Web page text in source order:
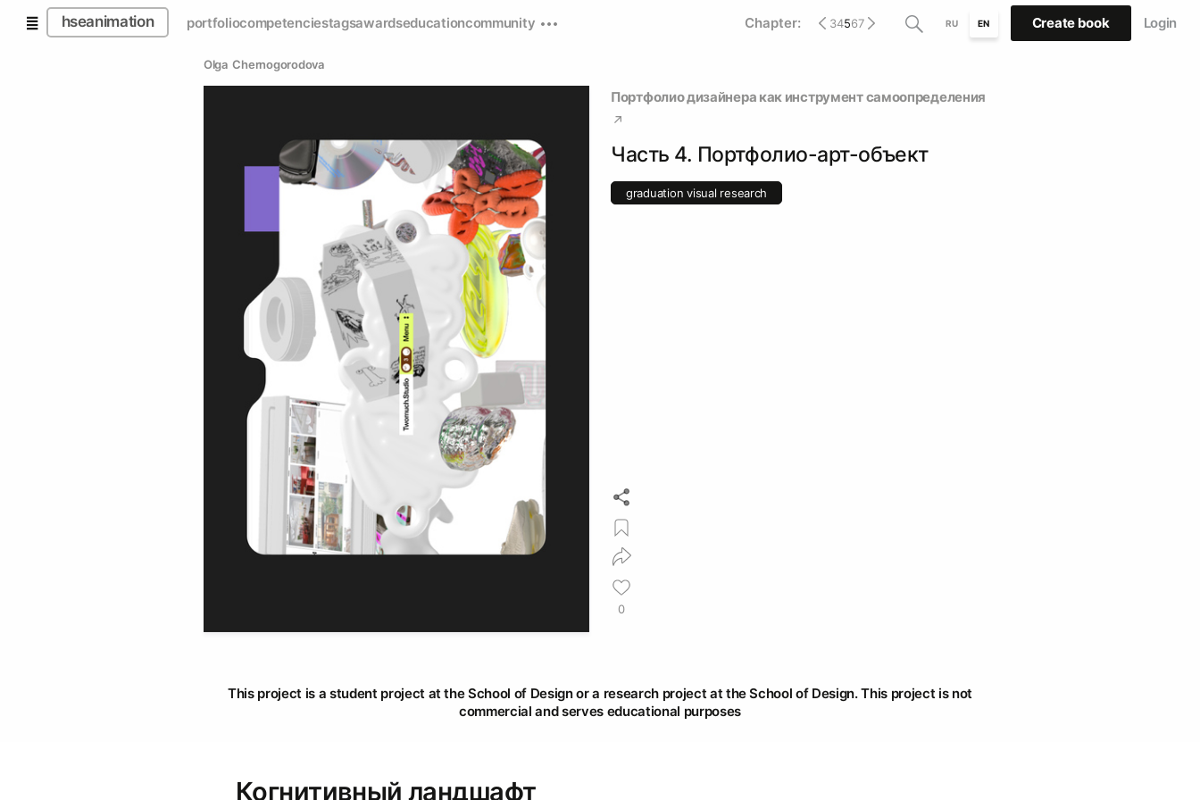
hseanimation portfoliocompetenciestagsawardseducationcommunity Chapter: 34567 RU EN Create book Login
Olga  Chernogorodova
Портфолио дизайнера как инструмент самоопределения
Часть 4. Портфолио-арт-объект
graduation visual research
0
This project is a student project at the School of Design or a research project at the School of Design. This project is not
commercial and serves educational purposes
Когнитивный ландшафт